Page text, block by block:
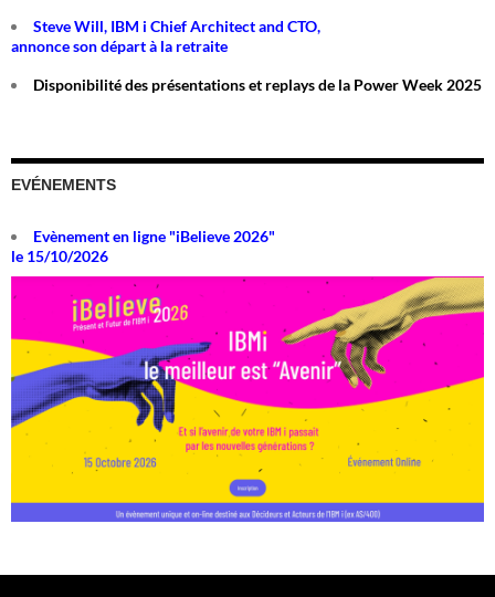
Steve Will, IBM i Chief Architect and CTO,
annonce son départ à la retraite
Disponibilité des présentations et replays de la Power Week 2025
EVÉNEMENTS
Evènement en ligne "iBelieve 2026"
le 15/10/2026